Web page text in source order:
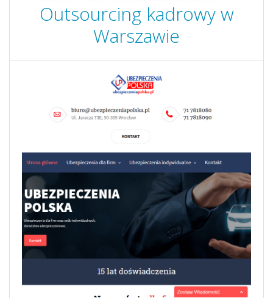
Outsourcing kadrowy w
Warszawie